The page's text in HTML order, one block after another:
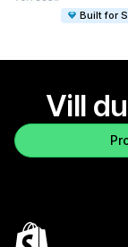
Built for
Vill